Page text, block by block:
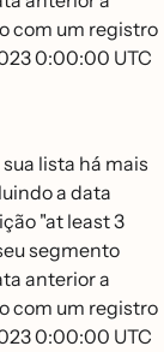
com um registro
0:00:00 UTC
lista há mais
a data
"at least 3
segmento
anterior a
com um registro
0:00:00 UTC